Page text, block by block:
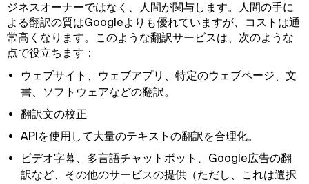
ジネスオーナーではなく、人間が関与します。人間の手に
よる翻訳の質はGoogleよりも優れていますが、コストは通
常高くなります。このような翻訳サービスは、次のような
点で役立ちます：
ウェブサイト、ウェブアプリ、特定のウェブページ、文
書、ソフトウェアなどの翻訳。
翻訳文の校正
APIを使用して大量のテキストの翻訳を合理化。
ビデオ字幕、多言語チャットボット、Google広告の翻
訳など、その他のサービスの提供（ただし、これは選択